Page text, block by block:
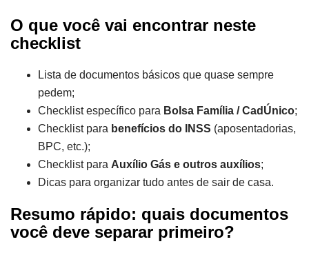
O que você vai encontrar neste
checklist
Lista de documentos básicos que quase sempre
pedem;
Checklist específico para Bolsa Família / CadÚnico;
Checklist para benefícios do INSS (aposentadorias,
BPC, etc.);
Checklist para Auxílio Gás e outros auxílios;
Dicas para organizar tudo antes de sair de casa.
Resumo rápido: quais documentos
você deve separar primeiro?